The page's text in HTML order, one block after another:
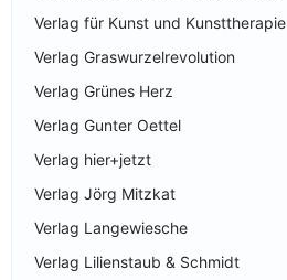
Verlag für Kunst und Kunsttherapie
Verlag Graswurzelrevolution
Verlag Grünes Herz
Verlag Gunter Oettel
Verlag hier+jetzt
Verlag Jörg Mitzkat
Verlag Langewiesche
Verlag Lilienstaub & Schmidt